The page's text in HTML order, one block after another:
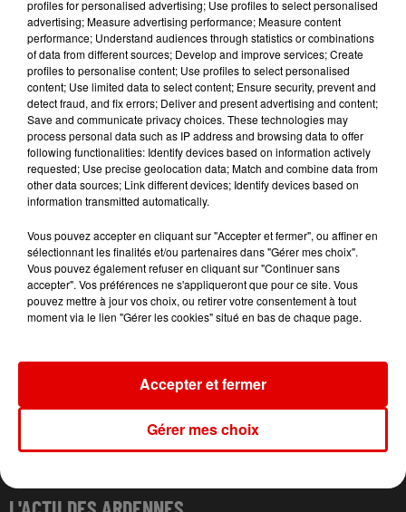
8h38
8h38
DJO
End Of Beginning
8h35
8h35
HUGEL, IMAEL ANGEL,
ULTRA NATE
Movin' To The Sun
8h32
8h32
ADELE CASTILLON
Ete Avec Toi
profiles for personalised advertising; Use profiles to select personalised
advertising; Measure advertising performance; Measure content
performance; Understand audiences through statistics or combinations
of data from different sources; Develop and improve services; Create
profiles to personalise content; Use profiles to select personalised
content; Use limited data to select content; Ensure security, prevent and
detect fraud, and fix errors; Deliver and present advertising and content;
Save and communicate privacy choices. These technologies may
process personal data such as IP address and browsing data to offer
following functionalities: Identify devices based on information actively
requested; Use precise geolocation data; Match and combine data from
other data sources; Link different devices; Identify devices based on
information transmitted automatically.
Vous pouvez accepter en cliquant sur "Accepter et fermer", ou affiner en
sélectionnant les finalités et/ou partenaires dans "Gérer mes choix".
Vous pouvez également refuser en cliquant sur "Continuer sans
accepter". Vos préférences ne s'appliqueront que pour ce site. Vous
pouvez mettre à jour vos choix, ou retirer votre consentement à tout
moment via le lien "Gérer les cookies" situé en bas de chaque page.
Gérer mes choix
Accepter et fermer